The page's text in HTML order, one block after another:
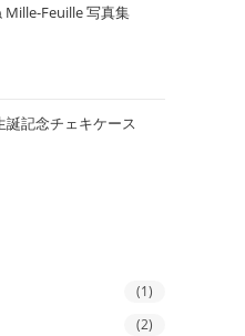
Mille-Feuille 写真集
誕記念チェキケース
(1)
(2)